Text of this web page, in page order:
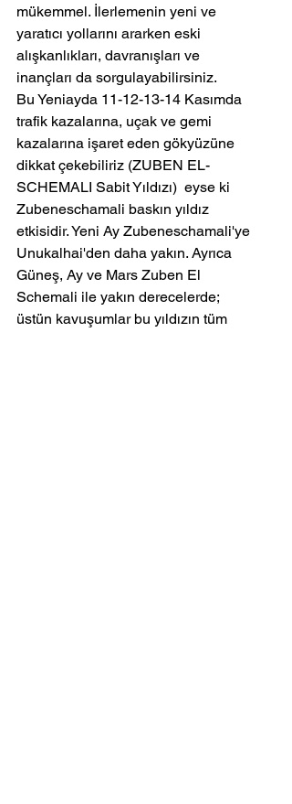
mükemmel. İlerlemenin yeni ve
yaratıcı yollarını ararken eski
alışkanlıkları, davranışları ve
inançları da sorgulayabilirsiniz.
Bu Yeniayda 11-12-13-14 Kasımda
trafik kazalarına, uçak ve gemi
kazalarına işaret eden gökyüzüne
dikkat çekebiliriz (ZUBEN EL-
SCHEMALI Sabit Yıldızı)  eyse ki
Zubeneschamali baskın yıldız
etkisidir. Yeni Ay Zubeneschamali'ye
Unukalhai'den daha yakın. Ayrıca
Güneş, Ay ve Mars Zuben El
Schemali ile yakın derecelerde;
üstün kavuşumlar bu yıldızın tüm